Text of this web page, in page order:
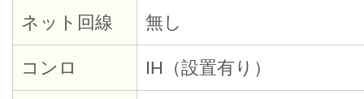
ネット回線 無し
コンロ IH（設置有り）